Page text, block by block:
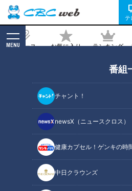
テ
ニュース お気に入り ランキング
MENU
番組
チャント！
newsX（ニュースクロス）
健康カプセル！ゲンキの時
中日クラウンズ
見餅』をいただきます！
記事に戻